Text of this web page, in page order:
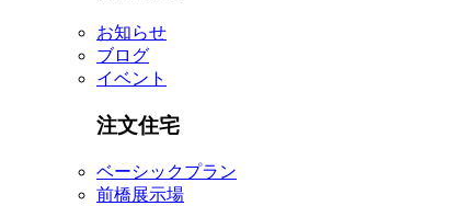
お知らせ
ブログ
イベント
注文住宅
ベーシックプラン
前橋展示場